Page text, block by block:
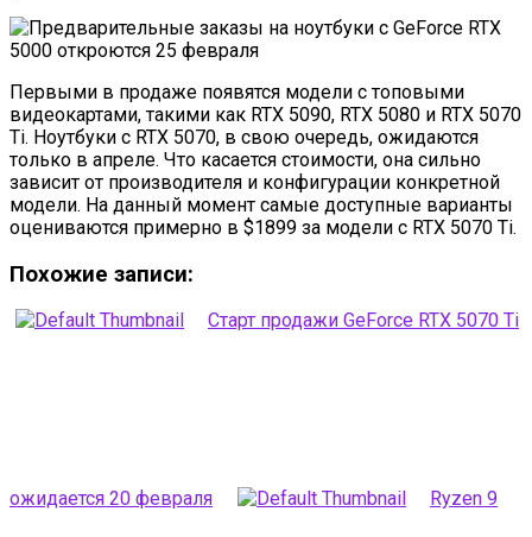
Первыми в продаже появятся модели с топовыми
видеокартами, такими как RTX 5090, RTX 5080 и RTX 5070
Ti. Ноутбуки с RTX 5070, в свою очередь, ожидаются
только в апреле. Что касается стоимости, она сильно
зависит от производителя и конфигурации конкретной
модели. На данный момент самые доступные варианты
оцениваются примерно в $1899 за модели с RTX 5070 Ti.
Похожие записи:
Старт продажи GeForce RTX 5070 Ti
ожидается 20 февраля Ryzen 9